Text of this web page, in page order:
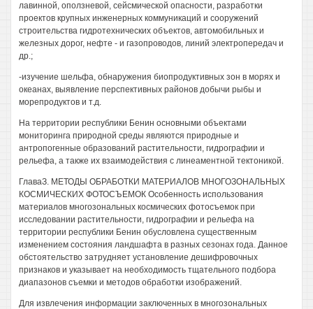
лавинной, оползневой, сейсмической опасности, разработки
проектов крупных инженерных коммуникаций и сооружений
строительства гидротехнических объектов, автомобильных и
железных дорог, нефте - и газопроводов, линий электропередач и
др.;
-изучение шельфа, обнаружения биопродуктивных зон в морях и
океанах, выявление перспективных районов добычи рыбы и
морепродуктов и т.д.
На территории республики Бенин основными объектами
мониторинга природной среды являются природные и
антропогенные образований растительности, гидрографии и
рельефа, а также их взаимодействия с линеаментной тектоникой.
ГлаваЗ. МЕТОДЫ ОБРАБОТКИ МАТЕРИАЛОВ МНОГОЗОНАЛЬНЫХ
КОСМИЧЕСКИХ ФОТОСЪЕМОК Особенность использования
материалов многозональных космических фотосъемок при
исследовании растительности, гидрографии и рельефа на
территории республики Бенин обусловлена существенным
изменением состояния ландшафта в разных сезонах года. Данное
обстоятельство затрудняет установление дешифровочных
признаков и указывает на необходимость тщательного подбора
диапазонов съемки и методов обработки изображений.
Для извлечения информации заключенных в многозональных